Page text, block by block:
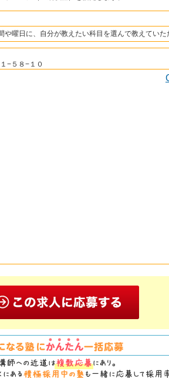
や曜日に、自分が教えたい科目を選んで教えていた
−５８−１０